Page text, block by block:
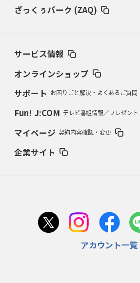
2026年2月19日(木)更新
37年女子W杯招致への課題と期待
2026年2月12日(木)更新
2026年2月5日(木)更新
占い方
首位スピアーズ、充実の攻撃力 「湧き出る」
ざっくぅパーク (ZAQ)
サービス情報
オンラインショップ
サポート お困りごと解決・よくあるご質問
Fun! J:COM テレビ番組情報／プレゼン
マイページ 契約内容確認・変更
企業サイト
アカウント一覧